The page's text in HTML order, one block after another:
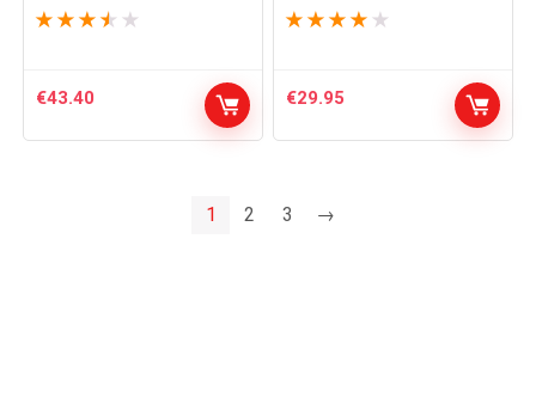
★ ★ ★ ★ ★
€43.40
★ ★ ★ ★ ★
€29.95
1 2 3 →